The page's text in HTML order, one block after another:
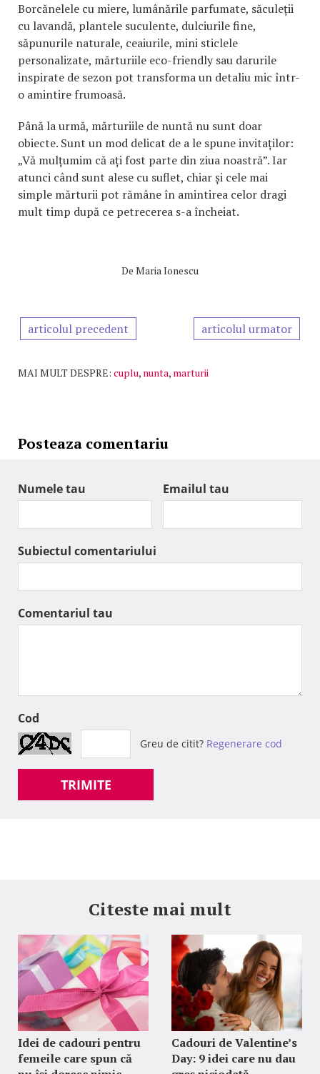
Borcănelele cu miere, lumânările parfumate, săculeții
cu lavandă, plantele suculente, dulciurile fine,
săpunurile naturale, ceaiurile, mini sticlele
personalizate, mărturiile eco-friendly sau darurile
inspirate de sezon pot transforma un detaliu mic într-
o amintire frumoasă.
Până la urmă, mărturiile de nuntă nu sunt doar
obiecte. Sunt un mod delicat de a le spune invitaților:
„Vă mulțumim că ați fost parte din ziua noastră”. Iar
atunci când sunt alese cu suflet, chiar și cele mai
simple mărturii pot rămâne în amintirea celor dragi
mult timp după ce petrecerea s-a încheiat.
De Maria Ionescu
articolul precedent articolul urmator
MAI MULT DESPRE: cuplu, nunta, marturii
Posteaza comentariu
Numele tau Emailul tau
Subiectul comentariului
Comentariul tau
Cod
Greu de citit? Regenerare cod
TRIMITE
Citeste mai mult
Idei de cadouri pentru
femeile care spun că
Cadouri de Valentine’s
Day: 9 idei care nu dau